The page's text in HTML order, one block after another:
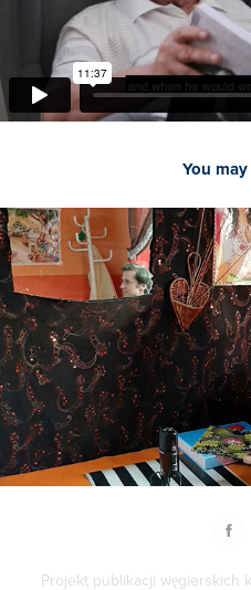
You
Interview
Projekt publikacji węgierskich